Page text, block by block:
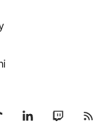
Telegram
su TikTok
Seguici su
Seguici